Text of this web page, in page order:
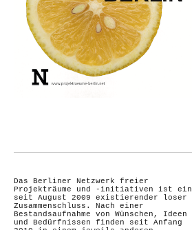
Das Berliner Netzwerk freier
Projekträume und -initiativen ist ein
seit August 2009 existierender loser
Zusammenschluss. Nach einer
Bestandsaufnahme von Wünschen, Ideen
und Bedürfnissen finden seit Anfang